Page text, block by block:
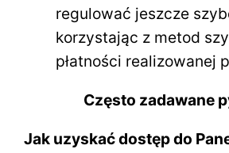
regulować jeszcze
korzystając z metod
płatności realizowanej
Często zadawane
Jak uzyskać dostęp do